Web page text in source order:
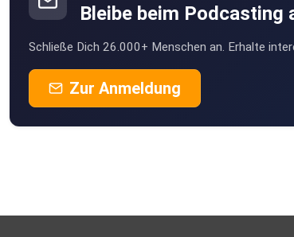
Bleibe beim Podcasting
Schließe Dich 26.000+ Menschen an. Erhalte
Zur Anmeldung